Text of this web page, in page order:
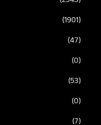
(1901)
(47)
(0)
(53)
(0)
(7)